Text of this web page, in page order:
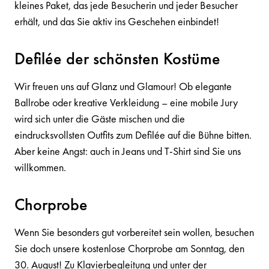
kleines Paket, das jede Besucherin und jeder Besucher
erhält, und das Sie aktiv ins Geschehen einbindet!
Defilée der schönsten Kostüme
Wir freuen uns auf Glanz und Glamour! Ob elegante
Ballrobe oder kreative Verkleidung – eine mobile Jury
wird sich unter die Gäste mischen und die
eindrucksvollsten Outfits zum Defilée auf die Bühne bitten.
Aber keine Angst: auch in Jeans und T-Shirt sind Sie uns
willkommen.
Chorprobe
Wenn Sie besonders gut vorbereitet sein wollen, besuchen
Sie doch unsere kostenlose Chorprobe am Sonntag, den
30. August! Zu Klavierbegleitung und unter der